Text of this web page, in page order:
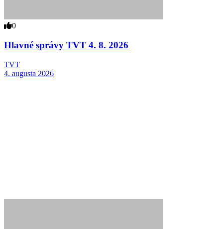
0
Hlavné správy TVT 4. 8. 2026
TVT
4. augusta 2026